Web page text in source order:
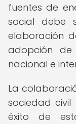
fuentes de
social debe
elaboración
adopción de
nacional e
La
sociedad
éxito de